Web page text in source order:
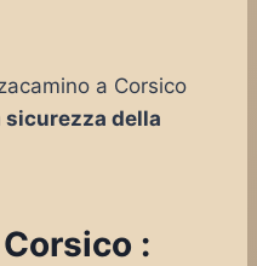
a Corsico
sicurezza della
: